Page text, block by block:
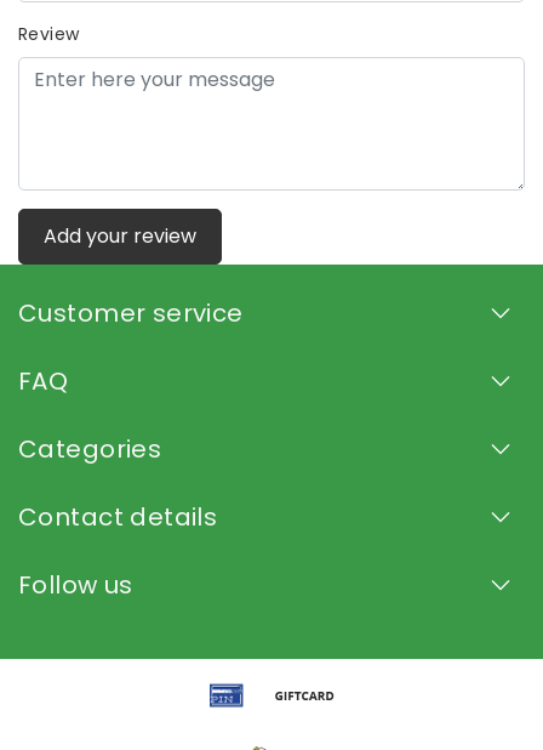
Review
Add your review
Customer service
FAQ
Categories
Contact details
Follow us